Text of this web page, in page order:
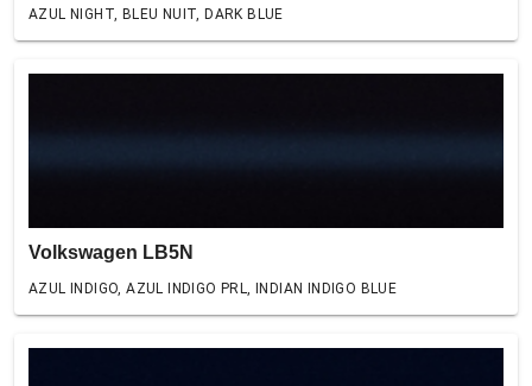
AZUL NIGHT, BLEU NUIT, DARK BLUE
Volkswagen LB5N
AZUL INDIGO, AZUL INDIGO PRL, INDIAN INDIGO BLUE